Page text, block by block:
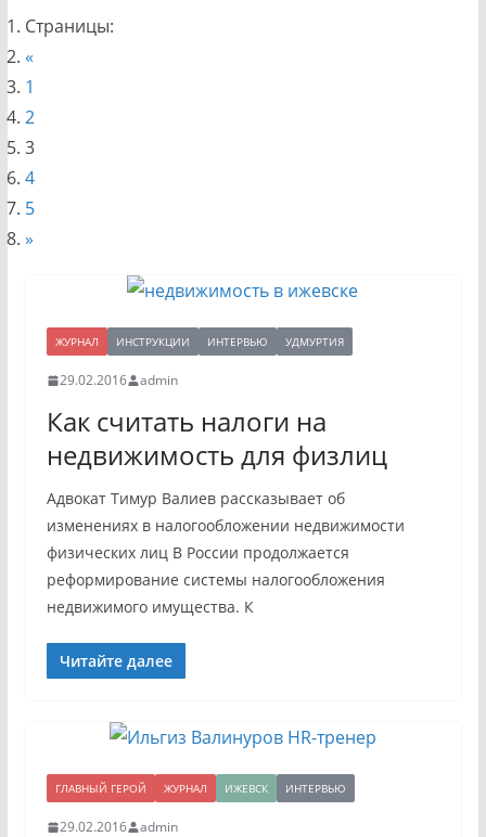
Страницы:
«
1
2
3
4
5
»
ЖУРНАЛ ИНСТРУКЦИИ ИНТЕРВЬЮ УДМУРТИЯ
29.02.2016 admin
Как считать налоги на
недвижимость для физлиц
Адвокат Тимур Валиев рассказывает об
изменениях в налогообложении недвижимости
физических лиц В России продолжается
реформирование системы налогообложения
недвижимого имущества. К
Читайте далее
ГЛАВНЫЙ ГЕРОЙ ЖУРНАЛ ИЖЕВСК ИНТЕРВЬЮ
29.02.2016 admin